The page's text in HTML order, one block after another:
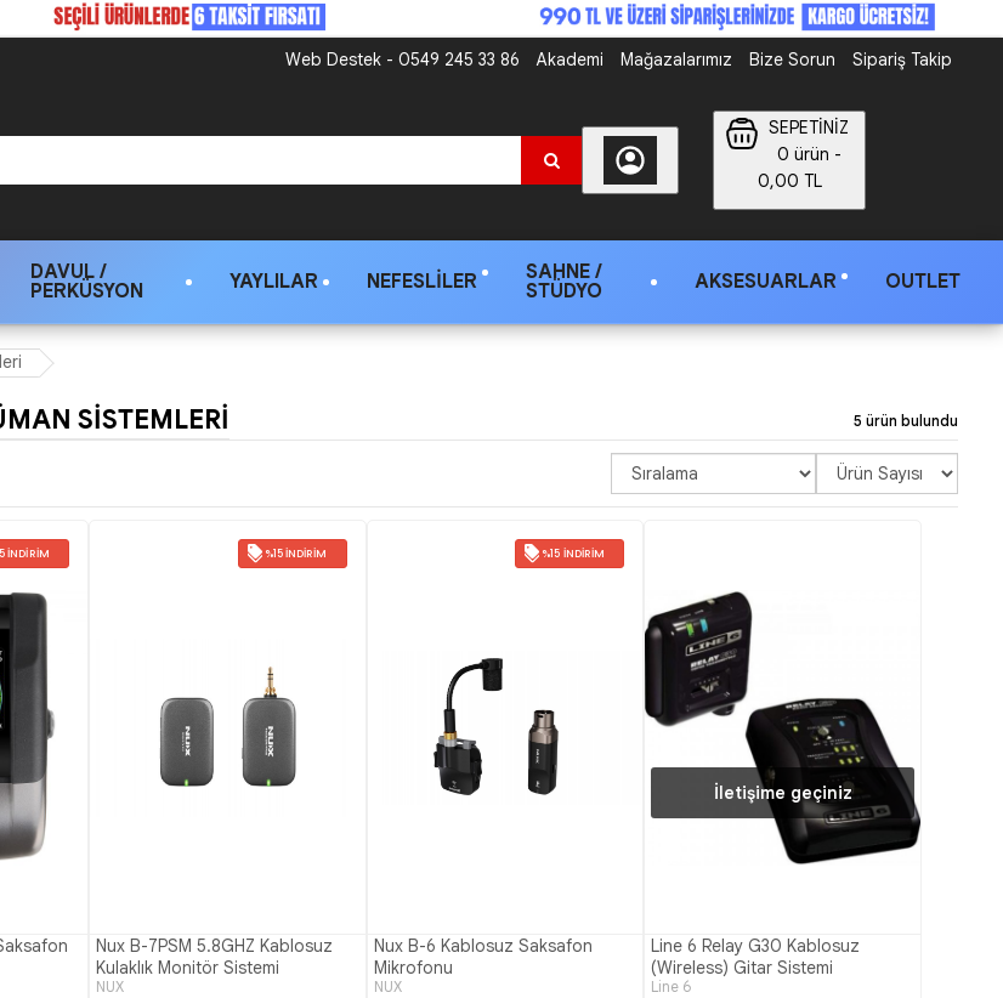
Web Destek - 0549 245 33 86 Akademi Mağazalarımız Bize Sorun Sipariş Takip
SEPETİNİZ
0 ürün -
0,00 TL
DAVUL /
PERKÜSYON
YAYLILAR NEFESLILER
SAHNE /
STÜDYO
AKSESUARLAR OUTLET
SISTEMLERI 5 ürün bulundu
İNDIRIM %15 İNDIRIM
Nux B-7PSM 5.8GHZ Kablosuz
Kulaklık Monitör Sistemi
NUX
%15 İNDIRIM
Nux B-6 Kablosuz Saksafon
Mikrofonu
NUX
İletişime geçiniz
Line 6 Relay G30 Kablosuz
(Wireless) Gitar Sistemi
Line 6